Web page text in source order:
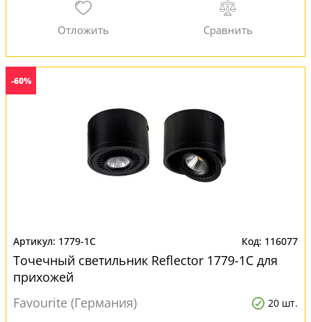
-60%
1779-1C 116077
Точечный светильник Reflector 1779-1C для
прихожей
Favourite (Германия)
20 шт.